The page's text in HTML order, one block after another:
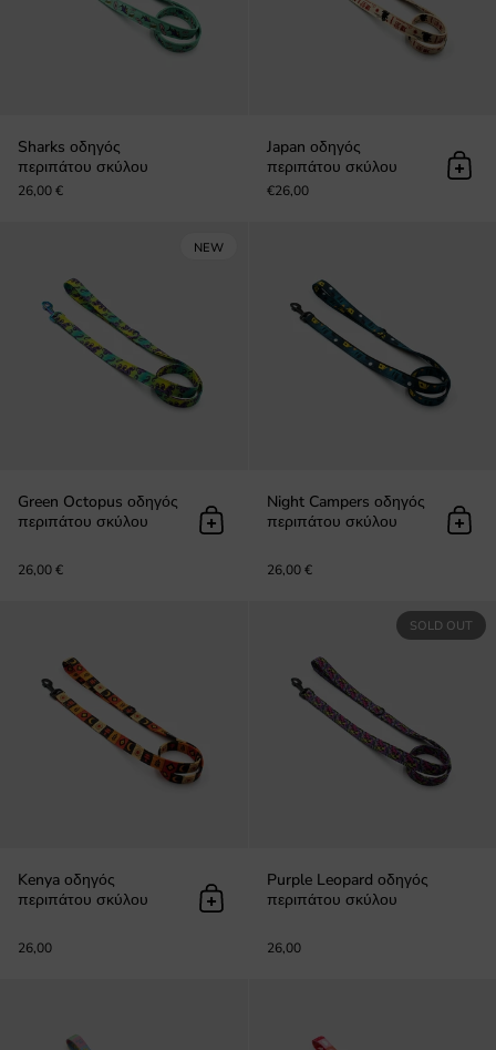
Sharks οδηγός
περιπάτου σκύλου
26,00 €
Japan οδηγός
περιπάτου σκύλου
€26,00
Green Octopus οδηγός
περιπάτου σκύλου
26,00 €
Προσθήκη στο καλάθι
NEW
Night Campers οδηγός
περιπάτου σκύλου
26,00 €
Kenya οδηγός περιπάτου σκύλου
Kenya οδηγός
περιπάτου σκύλου
26,00
Προσθήκη στο καλάθι
Purple Leopard οδηγός
περιπάτου σκύλου
26,00
SOLD OUT